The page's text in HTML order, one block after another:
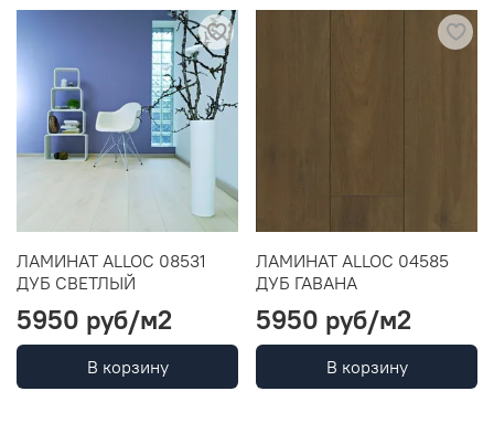
ЛАМИНАТ ALLOC 08531
ДУБ СВЕТЛЫЙ
5950 руб/м2
В корзину
ЛАМИНАТ ALLOC 04585
ДУБ ГАВАНА
5950 руб/м2
В корзину